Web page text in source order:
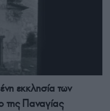
εκκλησία των
της Παναγίας